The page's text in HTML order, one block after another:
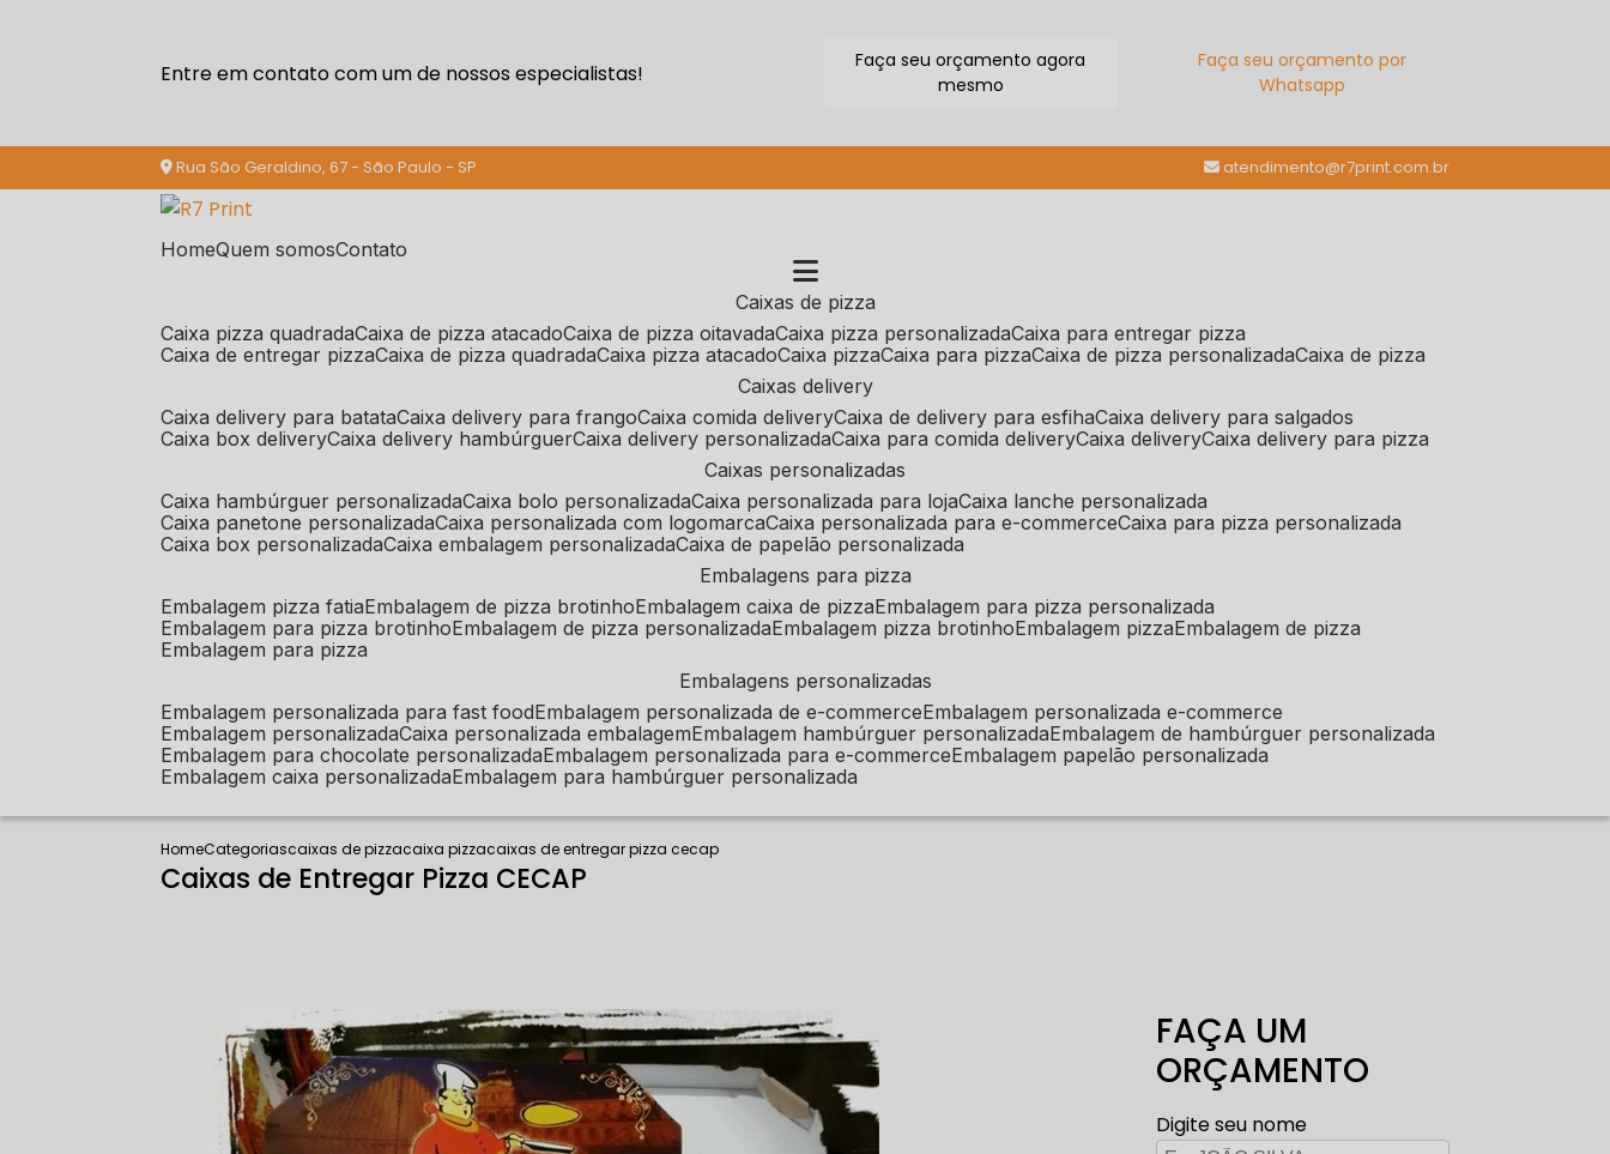
Entre em contato com um de nossos especialistas!
Faça seu orçamento agora
mesmo
Faça seu orçamento por
Whatsapp
Rua São Geraldino, 67 - São Paulo - SP atendimento@r7print.com.br
Home Quem somos Contato
caixas de pizza
caixa pizza quadrada caixa de pizza atacado caixa de pizza oitavada caixa pizza personalizada caixa para entregar pizza
caixa de entregar pizza caixa de pizza quadrada caixa pizza atacado caixa pizza caixa para pizza caixa de pizza personalizada caixa de pizza
caixas delivery
caixa delivery para batata caixa delivery para frango caixa comida delivery caixa de delivery para esfiha caixa delivery para salgados
caixa box delivery caixa delivery hambúrguer caixa delivery personalizada caixa para comida delivery caixa delivery caixa delivery para pizza
caixas personalizadas
caixa hambúrguer personalizada caixa bolo personalizada caixa personalizada para loja caixa lanche personalizada
caixa panetone personalizada caixa personalizada com logomarca caixa personalizada para e-commerce caixa para pizza personalizada
caixa box personalizada caixa embalagem personalizada caixa de papelão personalizada
embalagens para pizza
embalagem pizza fatia embalagem de pizza brotinho embalagem caixa de pizza embalagem para pizza personalizada
embalagem para pizza brotinho embalagem de pizza personalizada embalagem pizza brotinho embalagem pizza embalagem de pizza
embalagem para pizza
embalagens personalizadas
embalagem personalizada para fast food embalagem personalizada de e-commerce embalagem personalizada e-commerce
embalagem personalizada caixa personalizada embalagem embalagem hambúrguer personalizada embalagem de hambúrguer personalizada
embalagem para chocolate personalizada embalagem personalizada para e-commerce embalagem papelão personalizada
embalagem caixa personalizada embalagem para hambúrguer personalizada
HomeCategoriascaixas de pizzacaixa pizzacaixas de entregar pizza cecap
Caixas de Entregar Pizza CECAP
FAÇA UM
ORÇAMENTO
Digite seu nome